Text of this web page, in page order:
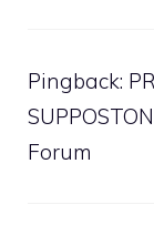
Pingback:
Forum